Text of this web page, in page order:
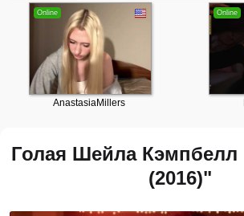
Голая Шейла Кэмпбелл
(2016)"